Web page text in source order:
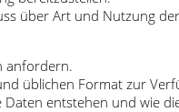
über Art und Nutzung
anfordern.
üblichen Format zur
entstehen und wie